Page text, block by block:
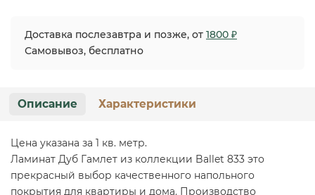
Доставка послезавтра и позже, от 1800 ₽
Самовывоз, бесплатно
Описание Характеристики
Цена указана за 1 кв. метр.
Ламинат Дуб Гамлет из коллекции Ballet 833 это
прекрасный выбор качественного напольного
покрытия для квартиры и дома. Производство